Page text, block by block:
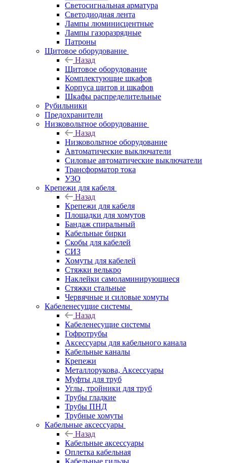
Светосигнальная арматура
Светодиодная лента
Лампы люминисцентные
Лампы газоразрядные
Патроны
Щитовое оборудование
Назад
Щитовое оборудование
Комплектующие шкафов
Корпуса щитов и шкафов
Шкафы распределительные
Рубильники
Предохранители
Низковольтное оборудование
Назад
Низковольтное оборудование
Автоматические выключатели
Силовые автоматические выключатели
Трансформатор тока
УЗО
Крепежи для кабеля
Назад
Крепежи для кабеля
Площадки для хомутов
Бандаж спиральный
Кабельные бирки
Cкобы для кабелей
СИЗ
Хомуты для кабелей
Стяжки велькро
Наклейки самоламинирующиеся
Стяжки стальные
Червячные и силовые хомуты
Кабеленесущие системы
Назад
Кабеленесущие системы
Гофротрубы
Аксессуары для кабельного канала
Кабельные каналы
Крепежи
Металлорукова, Аксессуары
Муфты для труб
Углы, тройники для труб
Трубы гладкие
Трубы ПНД
Трубные хомуты
Кабельные аксессуары
Назад
Кабельные аксессуары
Оплетка кабельная
Кабельные гильзы